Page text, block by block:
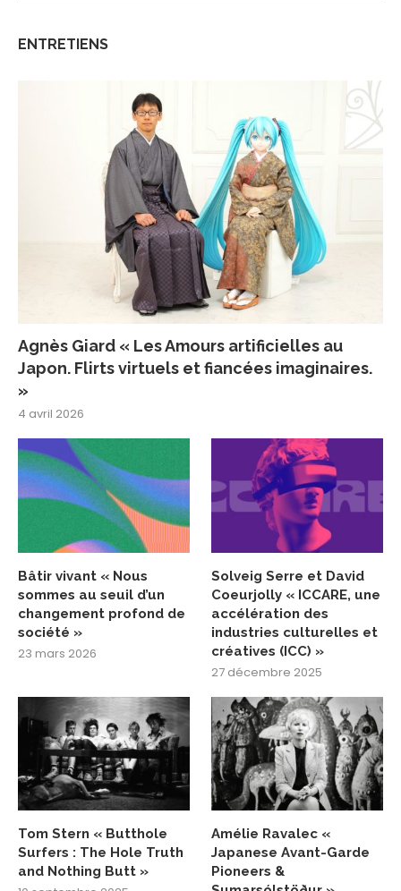
ENTRETIENS
Agnès Giard « Les Amours artificielles au
Japon. Flirts virtuels et fiancées imaginaires.
»
4 avril 2026
Bâtir vivant « Nous
sommes au seuil d’un
changement profond de
société »
23 mars 2026
Solveig Serre et David
Coeurjolly « ICCARE, une
accélération des
industries culturelles et
créatives (ICC) »
27 décembre 2025
Tom Stern « Butthole
Surfers : The Hole Truth
and Nothing Butt »
Amélie Ravalec «
Japanese Avant-Garde
Pioneers &